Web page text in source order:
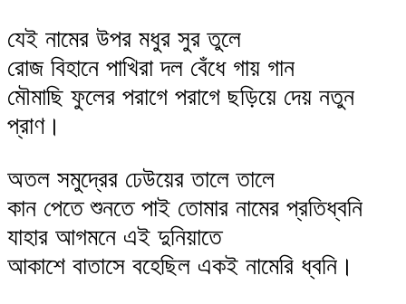
যেই নামের উপর মধুর সুর তুলে
রোজ বিহানে পাখিরা দল বেঁধে গায় গান
মৌমাছি ফুলের পরাগে পরাগে ছড়িয়ে দেয় নতুন
প্রাণ।
অতল সমুদ্রের ঢেউয়ের তালে তালে
কান পেতে শুনতে পাই তোমার নামের প্রতিধ্বনি
যাহার আগমনে এই দুনিয়াতে
আকাশে বাতাসে বহেছিল একই নামেরি ধ্বনি।